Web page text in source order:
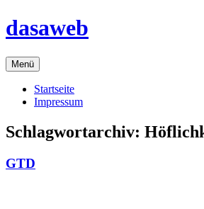
Zum
Inhalt
dasaweb
Menü
Startseite
Impressum
Schlagwortarchiv:
GTD